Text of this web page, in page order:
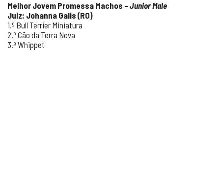
Melhor Jovem Promessa Machos – Junior Male
Juiz: Johanna Galis (RO)
1.º Bull Terrier Miniatura
2.º Cão da Terra Nova
3.º Whippet